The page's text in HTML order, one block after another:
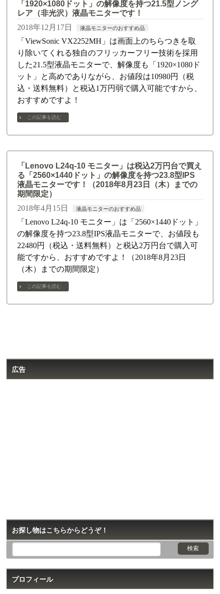
「1920×1080ドット」の解像度を持つ21.5型ノング
レア（非光沢）液晶モニターです！
2018年12月17日
液晶モニターのおすすめ品
「ViewSonic VX2252MH」は画面上のちらつきを取
り除いてくれる独自のフリッカーフリー技術を採用
した21.5型液晶モニターで、解像度も「1920×1080ド
ット」と高めでありながら、お値段は10980円（税
込・送料無料）と税込1万円弱で購入可能ですから、
おすすめですよ！
この記事を読む
「Lenovo L24q-10 モニター」は税込2万円台で買え
る「2560×1440ドット」の解像度を持つ23.8型IPS
液晶モニターです！（2018年8月23日（木）までの
期間限定）
2018年4月15日
液晶モニターのおすすめ品
「Lenovo L24q-10 モニター」は「2560×1440ドット」
の解像度を持つ23.8型IPS液晶モニターで、お値段も
22480円（税込・送料無料）と税込2万円台で購入可
能ですから、おすすめですよ！（2018年8月23日
（木）までの期間限定）
この記事を読む
広告
お探し物はこちらからどうぞ！
プロフィール